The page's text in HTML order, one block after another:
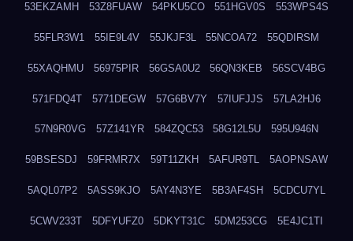
53EKZAMH 53Z8FUAW 54PKU5CO 551HGV0S 553WPS4S
55FLR3W1 55IE9L4V 55JKJF3L 55NCOA72 55QDIRSM
55XAQHMU 56975PIR 56GSA0U2 56QN3KEB 56SCV4BG
571FDQ4T 5771DEGW 57G6BV7Y 57IUFJJS 57LA2HJ6
57N9R0VG 57Z141YR 584ZQC53 58G12L5U 595U946N
59BSESDJ 59FRMR7X 59T11ZKH 5AFUR9TL 5AOPNSAW
5AQL07P2 5ASS9KJO 5AY4N3YE 5B3AF4SH 5CDCU7YL
5CWV233T 5DFYUFZ0 5DKYT31C 5DM253CG 5E4JC1TI